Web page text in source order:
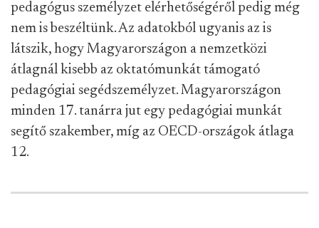
pedagógus személyzet elérhetőségéről pedig még
nem is beszéltünk. Az adatokból ugyanis az is
látszik, hogy Magyarországon a nemzetközi
átlagnál kisebb az oktatómunkát támogató
pedagógiai segédszemélyzet. Magyarországon
minden 17. tanárra jut egy pedagógiai munkát
segítő szakember, míg az OECD-országok átlaga
12.